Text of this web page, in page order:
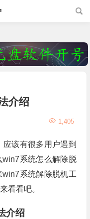
介绍
1,405
该有很多用户遇到
系统怎么解除脱
系统解除脱机工
看看吧。
介绍